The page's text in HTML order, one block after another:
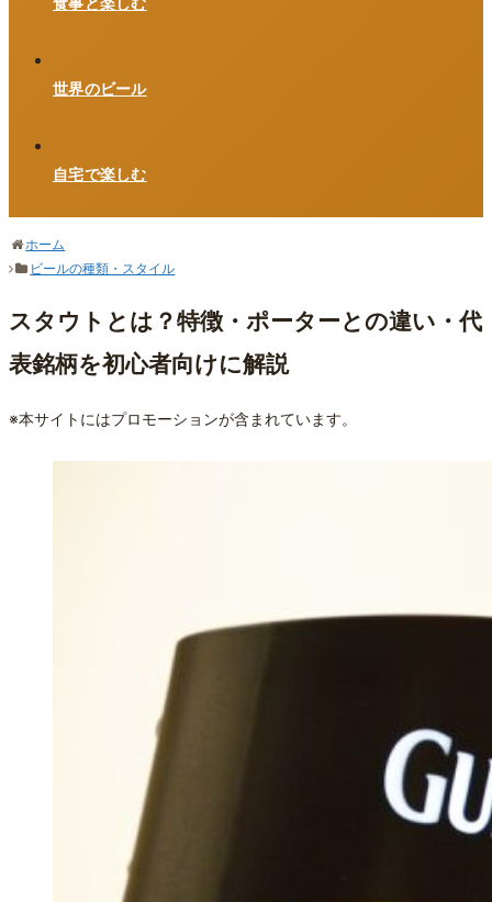
世界のビール
自宅で楽しむ
ホーム
ビールの種類・スタイル
スタウトとは？特徴・ポーターとの違い・代
表銘柄を初心者向けに解説
※本サイトにはプロモーションが含まれています。